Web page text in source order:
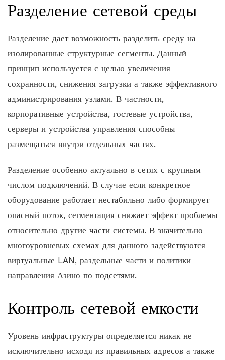
Разделение сетевой среды
Разделение дает возможность разделить среду на
изолированные структурные сегменты. Данный
принцип используется с целью увеличения
сохранности, снижения загрузки а также эффективного
администрирования узлами. В частности,
корпоративные устройства, гостевые устройства,
серверы и устройства управления способны
размещаться внутри отдельных частях.
Разделение особенно актуально в сетях с крупным
числом подключений. В случае если конкретное
оборудование работает нестабильно либо формирует
опасный поток, сегментация снижает эффект проблемы
относительно другие части системы. В значительно
многоуровневых схемах для данного задействуются
виртуальные LAN, раздельные части и политики
направления Азино по подсетями.
Контроль сетевой емкости
Уровень инфраструктуры определяется никак не
исключительно исходя из правильных адресов а также